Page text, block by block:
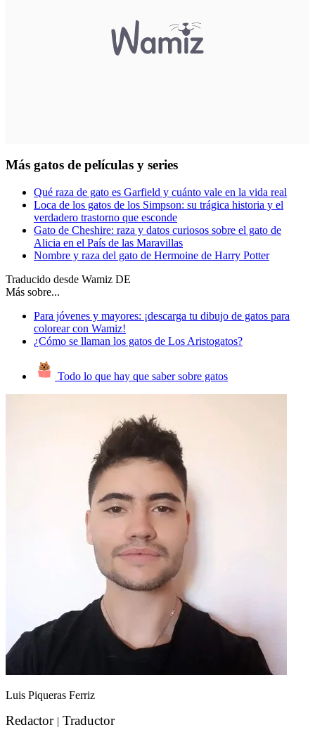
Más gatos de películas y series
Qué raza de gato es Garfield y cuánto vale en la vida real
Loca de los gatos de los Simpson: su trágica historia y el
verdadero trastorno que esconde
Gato de Cheshire: raza y datos curiosos sobre el gato de
Alicia en el País de las Maravillas
Nombre y raza del gato de Hermoine de Harry Potter
Traducido desde Wamiz DE
Más sobre...
Para jóvenes y mayores: ¡descarga tu dibujo de gatos para
colorear con Wamiz!
¿Cómo se llaman los gatos de Los Aristogatos?
Todo lo que hay que saber sobre gatos
Luis Piqueras Ferriz
Redactor | Traductor